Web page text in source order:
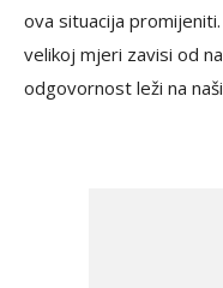
ova situacija
velikoj mjeri zavisi od
odgovornost leži na